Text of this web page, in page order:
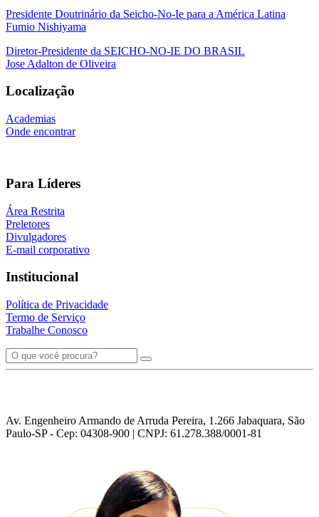
Presidente Doutrinário da Seicho-No-Ie para a América Latina
Fumio Nishiyama
Diretor-Presidente da SEICHO-NO-IE DO BRASIL
Jose Adalton de Oliveira
Localização
Academias
Onde encontrar
Para Líderes
Área Restrita
Preletores
Divulgadores
E-mail corporativo
Institucional
Política de Privacidade
Termo de Serviço
Trabalhe Conosco
Av. Engenheiro Armando de Arruda Pereira, 1.266 Jabaquara, São
Paulo-SP - Cep: 04308-900 | CNPJ: 61.278.388/0001-81